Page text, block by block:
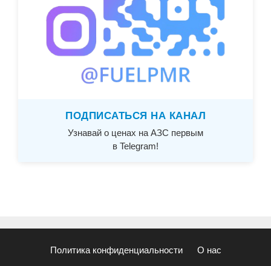
ПОДПИСАТЬСЯ НА КАНАЛ
Узнавай о ценах на АЗС первым
в Telegram!
Политика конфиденциальности О нас